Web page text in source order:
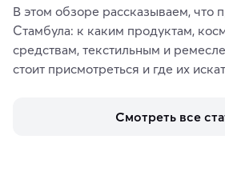
В этом обзоре рассказываем, что
Стамбула: к каким продуктам,
средствам, текстильным и
стоит присмотреться и где их
аутентичных лавках — в подарок
Смотреть все